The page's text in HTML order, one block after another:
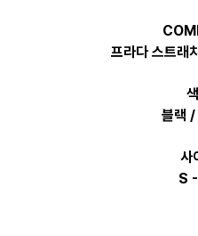
프라다 스트래
블랙 /
사
S